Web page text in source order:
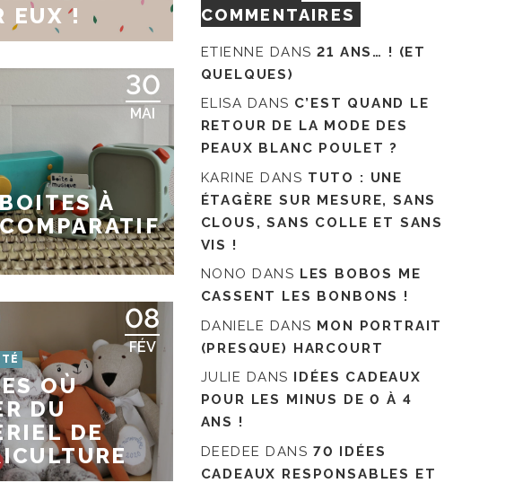
EUX !
30
MAI
À
08
FÉV
OÙ
DU
DE
COMMENTAIRES
ETIENNE DANS21 ANS… ! (ET
QUELQUES)
ELISA DANS C’EST QUAND LE
RETOUR DE LA MODE DES
PEAUX BLANC POULET ?
KARINE DANS TUTO : UNE
ÉTAGÈRE SUR MESURE, SANS
CLOUS, SANS COLLE ET SANS
VIS !
NONO DANS LES BOBOS ME
CASSENT LES BONBONS !
DANIELE DANS MON PORTRAIT
(PRESQUE) HARCOURT
JULIE DANS
IDÉES CADEAUX
POUR LES MINUS DE 0 À 4
ANS !
DEEDEE DANS 70 IDÉES
CADEAUX RESPONSABLES ET